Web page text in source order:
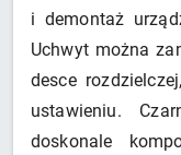
i demontaż
Uchwyt można
desce
ustawieniu.
doskonale